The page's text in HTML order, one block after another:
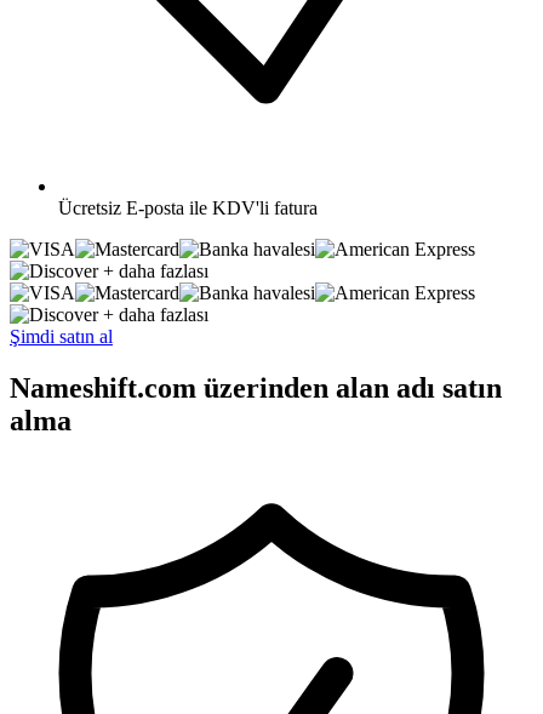
Ücretsiz E-posta ile KDV'li fatura
+ daha fazlası
+ daha fazlası
Şimdi satın al
Nameshift.com üzerinden alan adı satın
alma